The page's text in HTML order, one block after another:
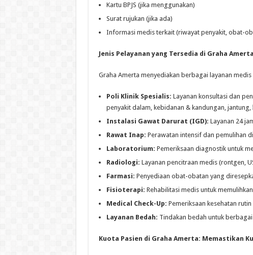
Kartu BPJS (jika menggunakan)
Surat rujukan (jika ada)
Informasi medis terkait (riwayat penyakit, obat-
Jenis Pelayanan yang Tersedia di Graha Amerta
Graha Amerta menyediakan berbagai layanan
Poli Klinik Spesialis: Layanan konsultasi dan
penyakit dalam, kebidanan & kandungan,
Instalasi Gawat Darurat (IGD): Layanan 24
Rawat Inap: Perawatan intensif dan pemulihan
Laboratorium: Pemeriksaan diagnostik untuk
Radiologi: Layanan pencitraan medis (rontgen,
Farmasi: Penyediaan obat-obatan yang
Fisioterapi: Rehabilitasi medis untuk
Medical Check-Up: Pemeriksaan kesehatan
Layanan Bedah: Tindakan bedah untuk
Kuota Pasien di Graha Amerta: Memastikan